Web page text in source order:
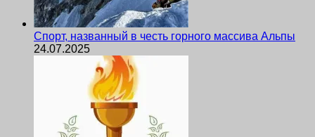
Спорт, названный в честь горного массива Альпы
24.07.2025